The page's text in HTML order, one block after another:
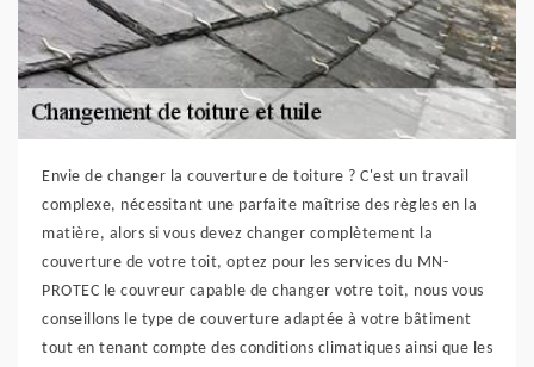
Envie de changer la couverture de toiture ? C'est un travail
complexe, nécessitant une parfaite maîtrise des règles en la
matière, alors si vous devez changer complètement la
couverture de votre toit, optez pour les services du MN-
PROTEC le couvreur capable de changer votre toit, nous vous
conseillons le type de couverture adaptée à votre bâtiment
tout en tenant compte des conditions climatiques ainsi que les